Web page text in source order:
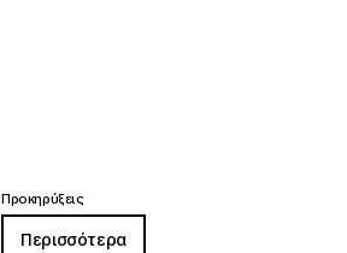
Προκηρύξεις
Περισσότερα